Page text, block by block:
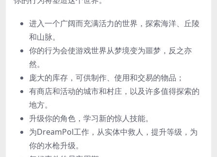
进入一个广阔而充满活力的世界，探索海洋、丘陵
和山脉。
你的行为会使游戏世界从梦境变为噩梦，反之亦
然。
庞大的库存，可供制作、使用和交易的物品；
有商店和活动的城市和村庄，以及许多值得探索的
地方。
升级你的角色，学习新的惊人技能。
为DreamPol工作，从实体中救人，提升等级，为
你的水枪升级。